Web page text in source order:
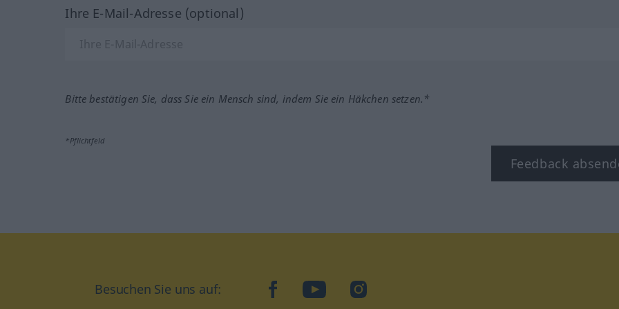
Ihre E-Mail-Adresse (optional)
Bitte bestätigen Sie, dass Sie ein Mensch sind, indem Sie ein Häkchen setzen.*
*Pflichtfeld
Feedback
Besuchen Sie uns auf: facebookYouTubeInstagram